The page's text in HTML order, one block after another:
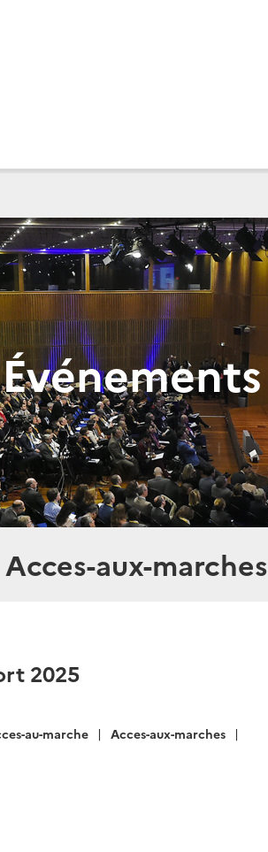
Événements
Acces-aux-marches
2025
au-marche
Acces-aux-marches